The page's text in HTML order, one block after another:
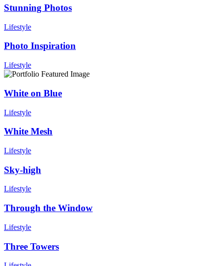
Stunning Photos
Lifestyle
Photo Inspiration
Lifestyle
White on Blue
Lifestyle
White Mesh
Lifestyle
Sky-high
Lifestyle
Through the Window
Lifestyle
Three Towers